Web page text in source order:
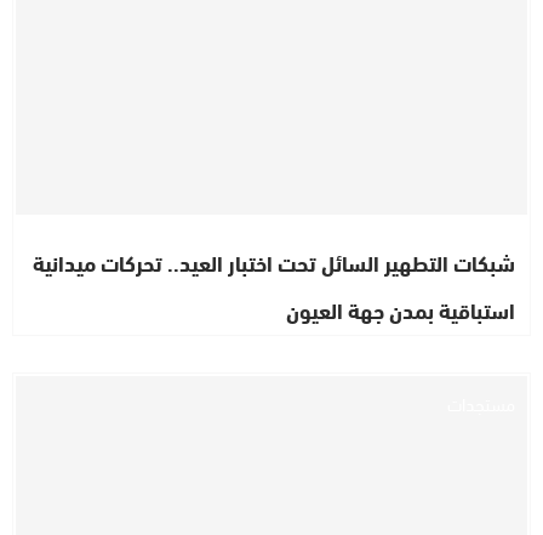
شبكات التطهير السائل تحت اختبار العيد.. تحركات ميدانية
استباقية بمدن جهة العيون